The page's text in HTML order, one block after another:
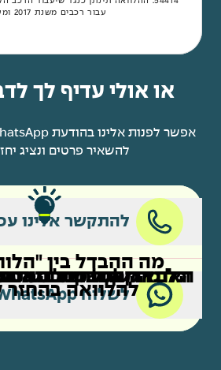
כל מה שחשוב לדעת
מה ההבדל בין
להלוואה בהחזר
האם המחשבון מותאם
קניית רכב
קניית רכב
הלוואה לכל מטרה
עבור רכבים משנת 2017 ומעלה.
או אולי עדיף לך
להשאיר פרטים ונציג
להתקשר אלינו
לשלוח WhatsApp